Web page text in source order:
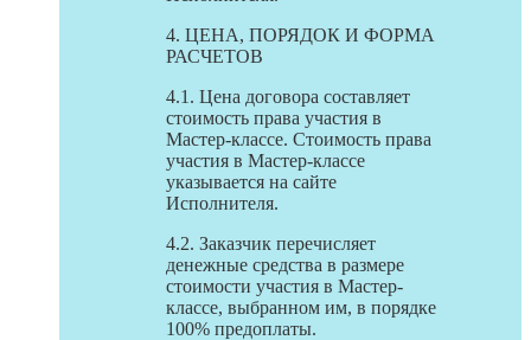
4. ЦЕНА, ПОРЯДОК И ФОРМА
РАСЧЕТОВ
4.1. Цена договора составляет
стоимость права участия в
Мастер-классе. Стоимость права
участия в Мастер-классе
указывается на сайте
Исполнителя.
4.2. Заказчик перечисляет
денежные средства в размере
стоимости участия в Мастер-
классе, выбранном им, в порядке
100% предоплаты.